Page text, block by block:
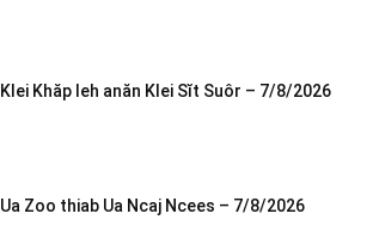
Klei Khăp leh anăn Klei Sĭt Suôr – 7/8/2026
Ua Zoo thiab Ua Ncaj Ncees – 7/8/2026